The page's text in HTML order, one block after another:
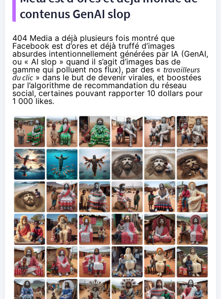
contenus GenAI slop
404 Media a déjà plusieurs fois montré que
Facebook est d’ores et déjà truffé d’images
absurdes intentionnellement générées par IA (GenAI,
ou « AI slop » quand il s’agit d’images bas de
gamme qui polluent nos flux), par des « travailleurs
du clic » dans le but de devenir virales, et boostées
par l’algorithme de recommandation du réseau
social, certaines pouvant rapporter 10 dollars pour
1 000 likes.